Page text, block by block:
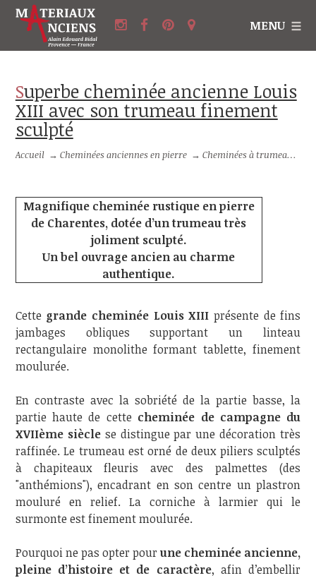
MENU
Superbe cheminée ancienne Louis
XIII avec son trumeau finement
sculpté
Accueil → Cheminées anciennes en pierre →Cheminées à trumeau
Magnifique cheminée rustique en pierre
de Charentes, dotée d’un trumeau très
joliment sculpté.
Un bel ouvrage ancien au charme
authentique.
Cette grande cheminée Louis XIII présente de fins
jambages obliques supportant un linteau
rectangulaire monolithe formant tablette, finement
moulurée.
En contraste avec la sobriété de la partie basse, la
partie haute de cette cheminée de campagne du
XVIIème sièclese distingue par une décoration très
raffinée. Le trumeau est orné de deux piliers sculptés
à chapiteaux fleuris avec des palmettes (des
"anthémions"), encadrant en son centre un plastron
mouluré en relief. La corniche à larmier qui le
surmonte est finement moulurée.
Pourquoi ne pas opter pourune cheminée ancienne,
pleine d’histoire et de caractère, afin d’embellir